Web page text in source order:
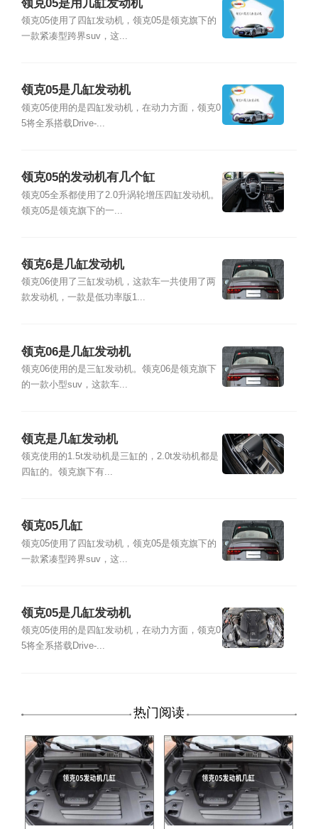
领克05是用几缸发动机
领克05使用了四缸发动机，领克05是领克旗下的
一款紧凑型跨界suv，这...
领克05是几缸发动机
领克05使用的是四缸发动机，在动力方面，领克0
5将全系搭载Drive-...
领克05的发动机有几个缸
领克05全系都使用了2.0升涡轮增压四缸发动机。
领克05是领克旗下的一...
领克6是几缸发动机
领克06使用了三缸发动机，这款车一共使用了两
款发动机，一款是低功率版1...
领克06是几缸发动机
领克06使用的是三缸发动机。领克06是领克旗下
的一款小型suv，这款车...
领克是几缸发动机
领克使用的1.5t发动机是三缸的，2.0t发动机都是
四缸的。领克旗下有...
领克05几缸
领克05使用了四缸发动机，领克05是领克旗下的
一款紧凑型跨界suv，这...
领克05是几缸发动机
领克05使用的是四缸发动机，在动力方面，领克0
5将全系搭载Drive-...
热门阅读